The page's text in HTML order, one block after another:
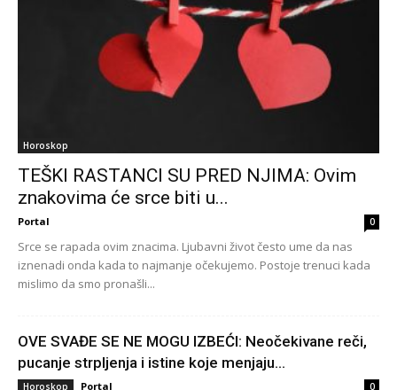
Horoskop
TEŠKI RASTANCI SU PRED NJIMA: Ovim
znakovima će srce biti u...
Portal 0
Srce se rapada ovim znacima. Ljubavni život često ume da nas
iznenadi onda kada to najmanje očekujemo. Postoje trenuci kada
mislimo da smo pronašli...
OVE SVAĐE SE NE MOGU IZBEĆI: Neočekivane reči,
pucanje strpljenja i istine koje menjaju...
Horoskop Portal 0